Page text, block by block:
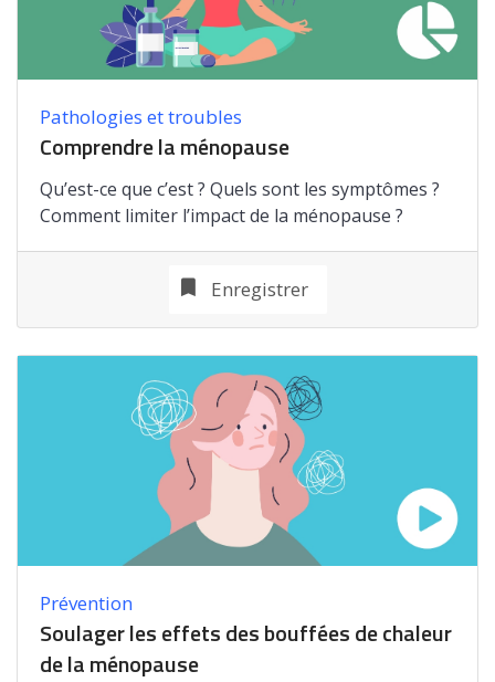
Pathologies et troubles
Comprendre la ménopause
Qu’est-ce que c’est ? Quels sont les symptômes ?
Comment limiter l’impact de la ménopause ?
Enregistrer
Prévention
Soulager les effets des bouffées de chaleur
de la ménopause